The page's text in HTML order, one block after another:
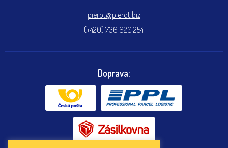
pierot@pierot.biz
(+420) 736 620 254
Doprava: